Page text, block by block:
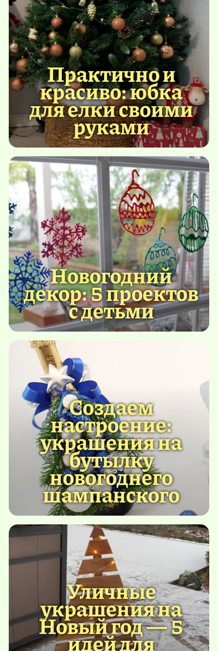
Практично и
красиво: юбка
для елки своими
руками
Новогодний
декор: 5 проектов
с детьми
Создаем
настроение:
украшения на
бутылку
новогоднего
шампанского
Уличные
украшения на
Новый год — 5
идей для